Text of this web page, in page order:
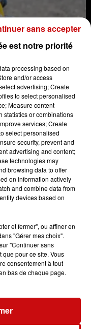
un perroquet s'est
et s'est posé
Mulhouse.
le courant
ont été
grande échelle et
la zone et garantir
HOMME
MOIS DE
est notre priorité
processing based on
and/or access
advertising; Create
to select personalised
Measure content
statistics or combinations
services; Create
select personalised
security, prevent and
advertising and content;
technologies may
browsing data to offer
on information actively
and combine data from
devices based on
et fermer", ou affiner en
"Gérer mes choix".
"Continuer sans
pour ce site. Vous
consentement à tout
bas de chaque page.
sans accepter